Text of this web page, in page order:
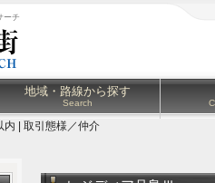
ーチ
地域・路線から探す
Search
| 取引態様／仲介